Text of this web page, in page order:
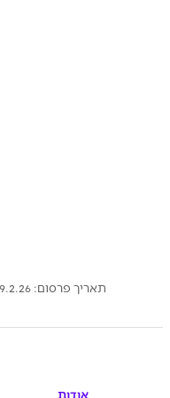
תאריך פרסום: 19.2.26
אודות